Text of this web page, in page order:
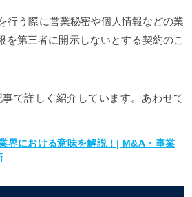
行う際に営業秘密や個人情報などの業
を第三者に開示しないとする契約のこ
で詳しく紹介しています。あわせて
界における意味を解説！| M&A・事業